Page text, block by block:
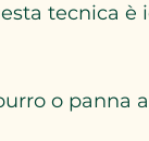
tecnica
o panna